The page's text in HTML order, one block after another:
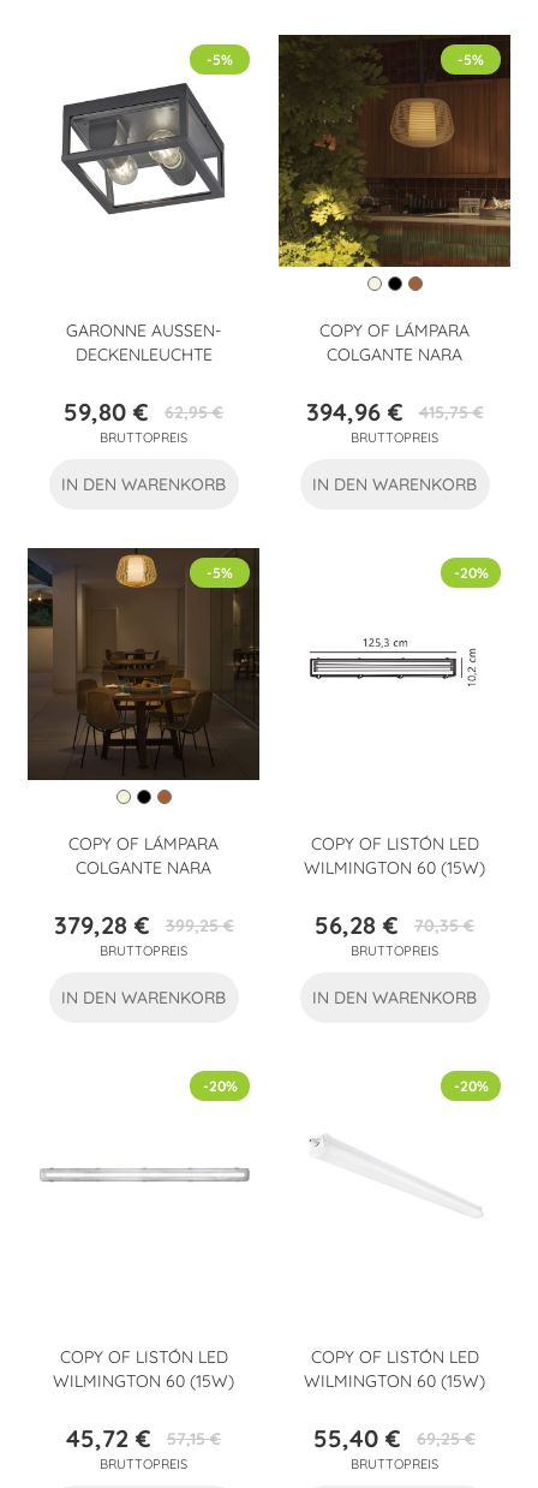
GARONNE AUSSEN-D
ECKENLEUCHTE
Preis
59,80 €Verkaufspreis
62,95 €
BRUTTOPREIS
-5%
IN DEN WARENKORB
COPY OF LÁMPARA
COLGANTE NARA
Preis
394,96 €Verkaufspreis
415,75 €
BRUTTOPREIS
-5%
IN DEN WARENKORB
COPY OF LÁMPARA
COLGANTE NARA
Preis
379,28 €Verkaufspreis
399,25 €
BRUTTOPREIS
-5%
IN DEN WARENKORB
COPY OF LISTÓN LED
WILMINGTON 60 (15W)
Preis
56,28 €Verkaufspreis
70,35 €
BRUTTOPREIS
-20%
IN DEN WARENKORB
COPY OF LISTÓN LED
WILMINGTON 60 (15W)
Preis
45,72 €Verkaufspreis
57,15 €
BRUTTOPREIS
-20%
COPY OF LISTÓN LED
WILMINGTON 60 (15W)
Preis
55,40 €Verkaufspreis
69,25 €
BRUTTOPREIS
-20%